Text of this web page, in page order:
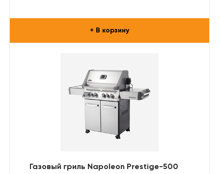
+ В корзину
Газовый гриль Napoleon Prestige-500